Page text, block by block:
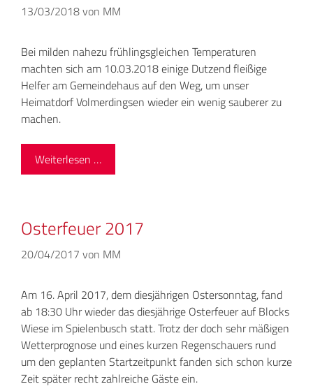
13/03/2018von MM
Bei milden nahezu frühlingsgleichen Temperaturen
machten sich am 10.03.2018 einige Dutzend fleißige
Helfer am Gemeindehaus auf den Weg, um unser
Heimatdorf Volmerdingsen wieder ein wenig sauberer zu
machen.
Weiterlesen …
Osterfeuer 2017
20/04/2017 von MM
Am 16. April 2017, dem diesjährigen Ostersonntag, fand
ab 18:30 Uhr wieder das diesjährige Osterfeuer auf Blocks
Wiese im Spielenbusch statt. Trotz der doch sehr mäßigen
Wetterprognose und eines kurzen Regenschauers rund
um den geplanten Startzeitpunkt fanden sich schon kurze
Zeit später recht zahlreiche Gäste ein.